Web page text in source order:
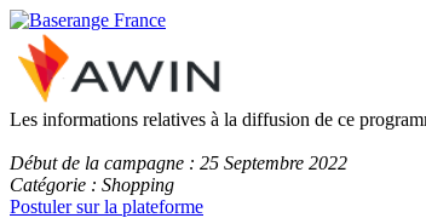
Les informations relatives à la diffusion de ce
Début de la campagne : 25 Septembre 2022
Catégorie : Shopping
Postuler sur la plateforme